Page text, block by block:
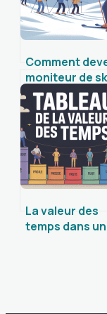
Comment
moniteur de
étapes,
et conseils
concrets
La valeur des
temps dans un